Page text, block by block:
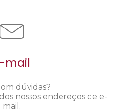
mail
dúvidas?
nossos endereços de e-
mail.